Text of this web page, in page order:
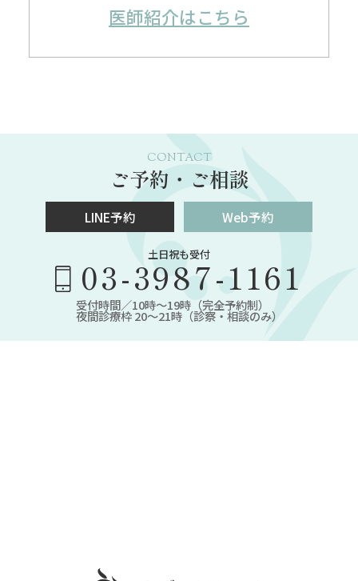
医師紹介はこちら
CONTACT
ご予約・ご相談
LINE予約 Web予約
土日祝も受付
03-3987-1161
受付時間／10時～19時（完全予約制）
夜間診療枠 20～21時（診察・相談のみ）